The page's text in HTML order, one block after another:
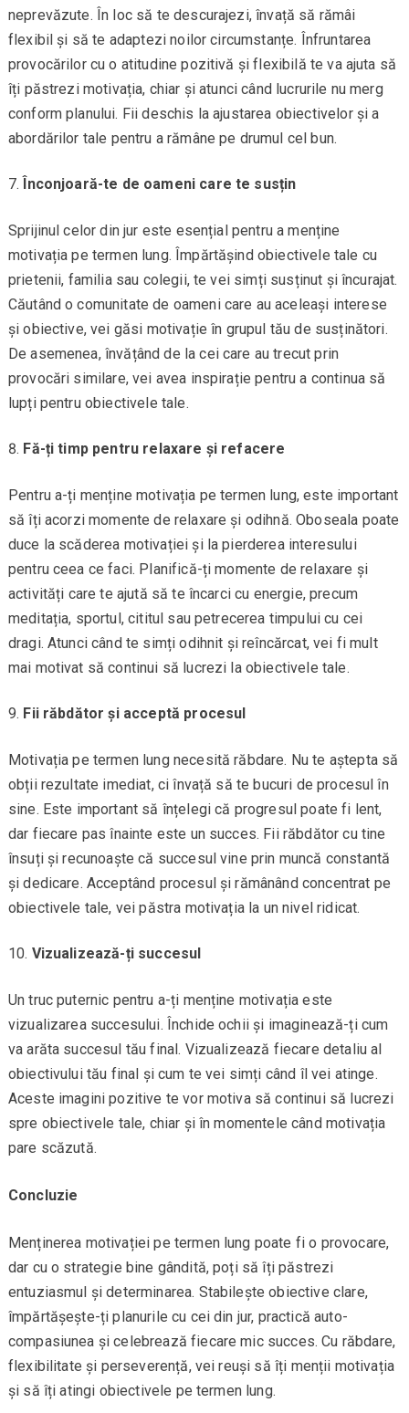
neprevăzute. În loc să te descurajezi, învață să rămâi
flexibil și să te adaptezi noilor circumstanțe. Înfruntarea
provocărilor cu o atitudine pozitivă și flexibilă te va ajuta să
îți păstrezi motivația, chiar și atunci când lucrurile nu merg
conform planului. Fii deschis la ajustarea obiectivelor și a
abordărilor tale pentru a rămâne pe drumul cel bun.
Înconjoară-te de oameni care te susțin
Sprijinul celor din jur este esențial pentru a menține
motivația pe termen lung. Împărtășind obiectivele tale cu
prietenii, familia sau colegii, te vei simți susținut și încurajat.
Căutând o comunitate de oameni care au aceleași interese
și obiective, vei găsi motivație în grupul tău de susținători.
De asemenea, învățând de la cei care au trecut prin
provocări similare, vei avea inspirație pentru a continua să
lupți pentru obiectivele tale.
Fă-ți timp pentru relaxare și refacere
Pentru a-ți menține motivația pe termen lung, este important
să îți acorzi momente de relaxare și odihnă. Oboseala poate
duce la scăderea motivației și la pierderea interesului
pentru ceea ce faci. Planifică-ți momente de relaxare și
activități care te ajută să te încarci cu energie, precum
meditația, sportul, cititul sau petrecerea timpului cu cei
dragi. Atunci când te simți odihnit și reîncărcat, vei fi mult
mai motivat să continui să lucrezi la obiectivele tale.
Fii răbdător și acceptă procesul
Motivația pe termen lung necesită răbdare. Nu te aștepta să
obții rezultate imediat, ci învață să te bucuri de procesul în
sine. Este important să înțelegi că progresul poate fi lent,
dar fiecare pas înainte este un succes. Fii răbdător cu tine
însuți și recunoaște că succesul vine prin muncă constantă
și dedicare. Acceptând procesul și rămânând concentrat pe
obiectivele tale, vei păstra motivația la un nivel ridicat.
Vizualizează-ți succesul
Un truc puternic pentru a-ți menține motivația este
vizualizarea succesului. Închide ochii și imaginează-ți cum
va arăta succesul tău final. Vizualizează fiecare detaliu al
obiectivului tău final și cum te vei simți când îl vei atinge.
Aceste imagini pozitive te vor motiva să continui să lucrezi
spre obiectivele tale, chiar și în momentele când motivația
pare scăzută.
Concluzie
Menținerea motivației pe termen lung poate fi o provocare,
dar cu o strategie bine gândită, poți să îți păstrezi
entuziasmul și determinarea. Stabilește obiective clare,
împărtășește-ți planurile cu cei din jur, practică auto-
compasiunea și celebrează fiecare mic succes. Cu răbdare,
flexibilitate și perseverență, vei reuși să îți menții motivația
și să îți atingi obiectivele pe termen lung.